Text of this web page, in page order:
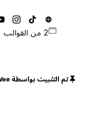
تم التثبيت بواسطة Sara Wee